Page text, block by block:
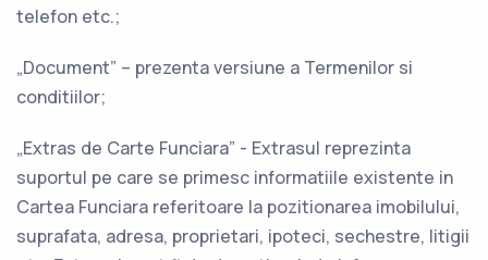
telefon etc.;
„Document” – prezenta versiune a Termenilor si
conditiilor;
„Extras de Carte Funciara” - Extrasul reprezinta
suportul pe care se primesc informatiile existente in
Cartea Funciara referitoare la pozitionarea imobilului,
suprafata, adresa, proprietari, ipoteci, sechestre, litigii